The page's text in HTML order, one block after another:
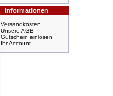
Informationen
Versandkosten
Unsere AGB
Gutschein einlösen
Ihr Account